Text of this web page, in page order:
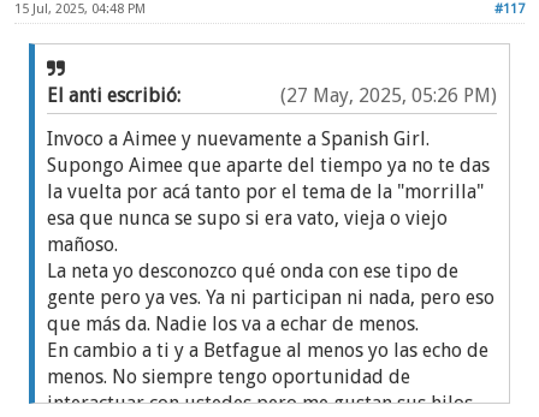
#117
15 Jul, 2025, 04:48 PM
(27 May, 2025, 05:26 PM)
El anti escribió:
Invoco a Aimee y nuevamente a Spanish Girl.
Supongo Aimee que aparte del tiempo ya no te das
la vuelta por acá tanto por el tema de la "morrilla"
esa que nunca se supo si era vato, vieja o viejo
mañoso.
La neta yo desconozco qué onda con ese tipo de
gente pero ya ves. Ya ni participan ni nada, pero eso
que más da. Nadie los va a echar de menos.
En cambio a ti y a Betfague al menos yo las echo de
menos. No siempre tengo oportunidad de
interactuar con ustedes pero me gustan sus hilos.